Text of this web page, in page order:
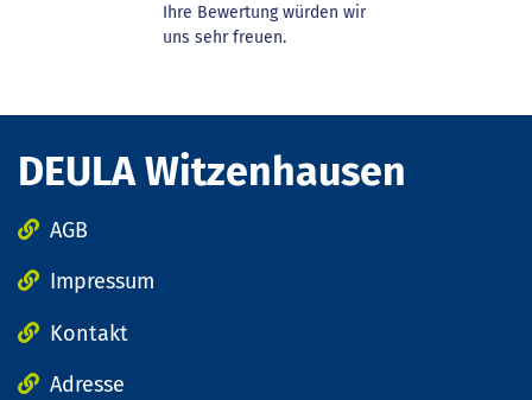
Ihre Bewertung würden wir
uns sehr freuen.
DEULA Witzenhausen
AGB
Impressum
Kontakt
Adresse